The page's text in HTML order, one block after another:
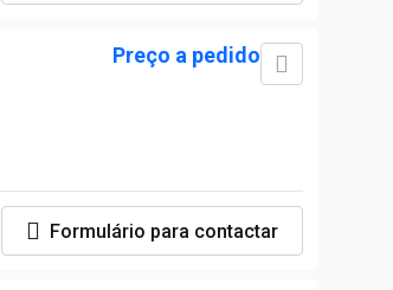
Preço a pedido
Formulário para contactar